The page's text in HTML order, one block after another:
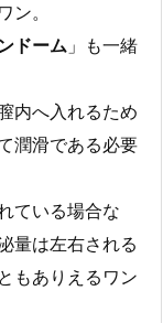
ン。
ドーム 」も一緒
内へ入れるため
潤滑である必要
ている場合な
量は左右される
もありえるワン